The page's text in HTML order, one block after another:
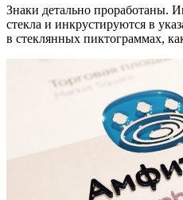
Знаки детально проработаны.
стекла и инкрустируются в
в стеклянных пиктограммах,